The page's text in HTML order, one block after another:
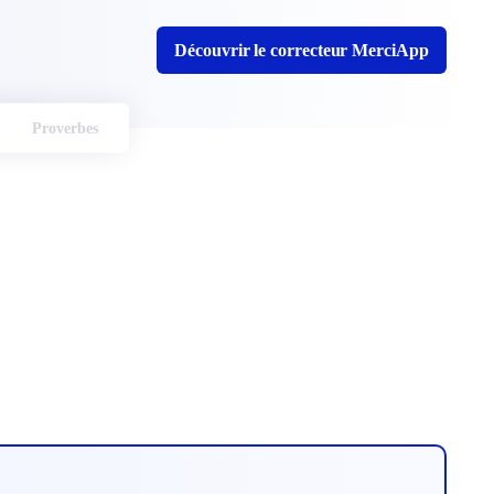
Découvrir le correcteur MerciApp
Proverbes